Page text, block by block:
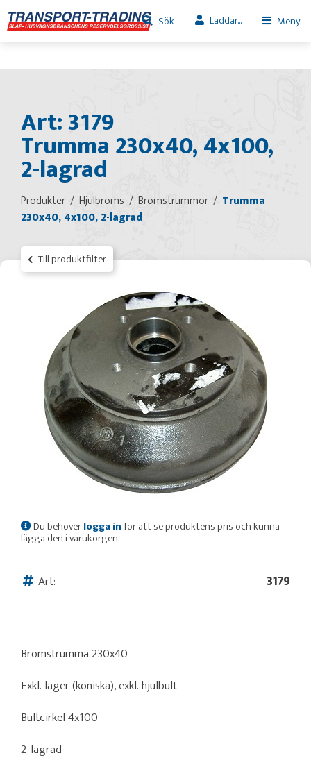
Sök Laddar... Meny
Art: 3179
Trumma 230x40, 4x100,
2-lagrad
Produkter Hjulbroms Bromstrummor
Trumma
230x40, 4x100, 2-lagrad
Till produktfilter
Du behöverlogga inför att se produktens pris och kunna
lägga den i varukorgen.
Art: 3179
Bromstrumma 230x40
Exkl. lager (koniska), exkl. hjulbult
Bultcirkel 4x100
2-lagrad